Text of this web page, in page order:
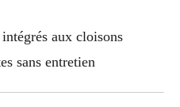
aux cloisons
sans entretien